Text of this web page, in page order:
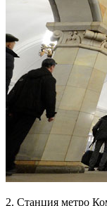
2. Станция метро